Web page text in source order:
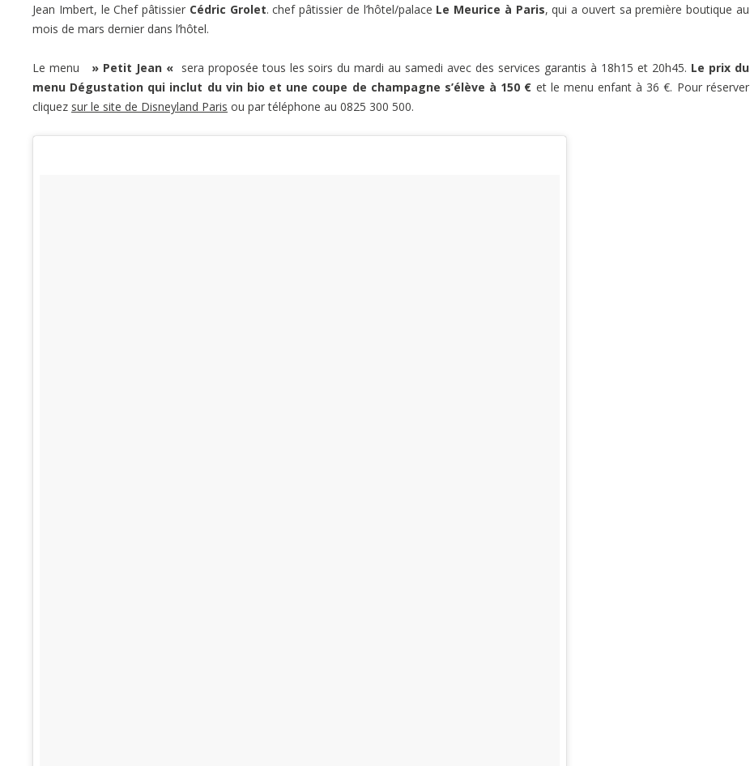
Jean Imbert, le Chef pâtissier Cédric Grolet. chef pâtissier de l’hôtel/palace Le Meurice à Paris, qui a ouvert sa première boutique au
mois de mars dernier dans l’hôtel.
Le menu » Petit Jean « sera proposée tous les soirs du mardi au samedi avec des services garantis à 18h15 et 20h45. Le prix du
menu Dégustation qui inclut du vin bio et une coupe de champagne s’élève à 150 € et le menu enfant à 36 €. Pour réserver
cliquez sur le site de Disneyland Paris ou par téléphone au 0825 300 500.